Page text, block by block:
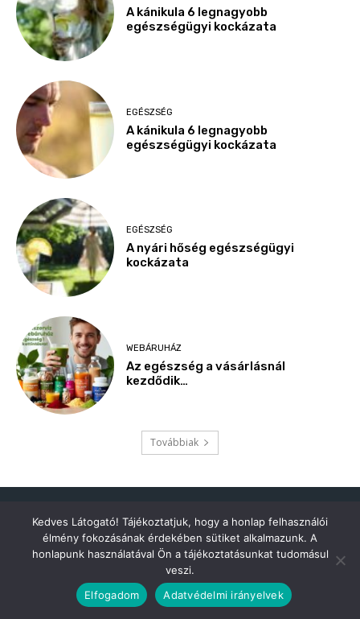
Kedves Látogató! Tájékoztatjuk, hogy a honlap felhasználói
élmény fokozásának érdekében sütiket alkalmazunk. A
honlapunk használatával Ön a tájékoztatásunkat tudomásul
veszi.
Elfogadom
Adatvédelmi irányelvek